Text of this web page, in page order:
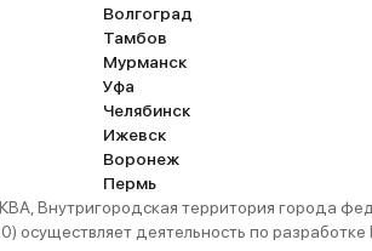
Волгоград
Тамбов
Мурманск
Уфа
Челябинск
Ижевск
Воронеж
Пермь
Внутригородская территория города
деятельность по разработке